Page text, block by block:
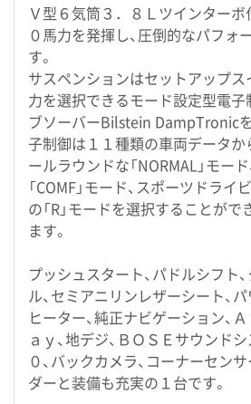
Ｖ型６気筒３．８Ｌツインター
０馬力を発揮し、圧倒的なパフォ
す。
サスペンションはセットアップ
力を選択できるモード設定型電
ブソーバーBilstein DampTronic
子制御は１１種類の車両データか
ールラウンドな「NORMAL」モー
「COMF」モード、スポーツドラ
の「R」モードを選択することが
ます。
プッシュスタート、パドルシフト
ル、セミアニリンレザーシート、
ヒーター、純正ナビゲーション、
ａｙ、地デジ、ＢＯＳＥサウンドシ
０、バックカメラ、コーナーセン
ダーと装備も充実の１台です。